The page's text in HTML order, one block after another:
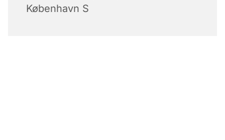
København S